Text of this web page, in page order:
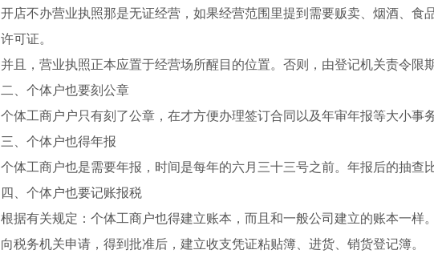
开店不办营业执照那是无证经营，如果经营范围里提到需要贩卖、烟酒、食
许可证。
并且，营业执照正本应置于经营场所醒目的位置。否则，由登记机关责令限
二、个体户也要刻公章
个体工商户户只有刻了公章，在才方便办理签订合同以及年审年报等大小事务
三、个体户也得年报
个体工商户也是需要年报，时间是每年的六月三十三号之前。年报后的抽查
四、个体户也要记账报税
根据有关规定：个体工商户也得建立账本，而且和一般公司建立的账本一样
向税务机关申请，得到批准后，建立收支凭证粘贴簿、进货、销货登记簿。